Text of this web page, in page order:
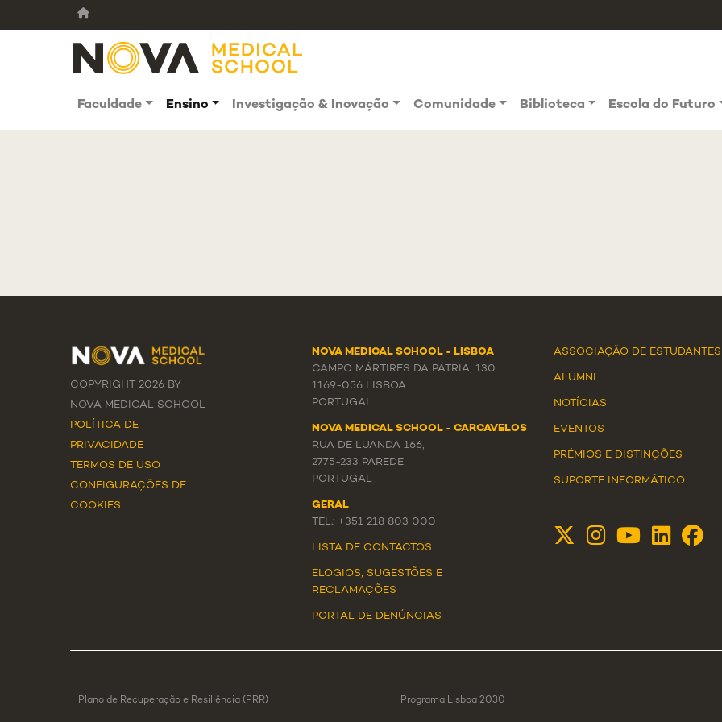
Faculdade Ensino Investigação & Inovação Comunidade Biblioteca Escola do Futuro
COPYRIGHT 2026 BY
NOVA MEDICAL SCHOOL
POLÍTICA DE
PRIVACIDADE
TERMOS DE USO
CONFIGURAÇÕES DE
COOKIES
NOVA MEDICAL SCHOOL - LISBOA
CAMPO MÁRTIRES DA PÁTRIA, 130
1169-056 LISBOA
PORTUGAL
NOVA MEDICAL SCHOOL - CARCAVELOS
RUA DE LUANDA 166,
2775-233 PAREDE
PORTUGAL
GERAL
TEL.: +351 218 803 000
LISTA DE CONTACTOS
ELOGIOS, SUGESTÕES E
RECLAMAÇÕES
PORTAL DE DENÚNCIAS
ASSOCIAÇÃO DE ESTUDANTES
ALUMNI
NOTÍCIAS
EVENTOS
PRÉMIOS E DISTINÇÕES
SUPORTE INFORMÁTICO
Plano de Recuperação e Resiliência (PRR) Programa Lisboa 2030